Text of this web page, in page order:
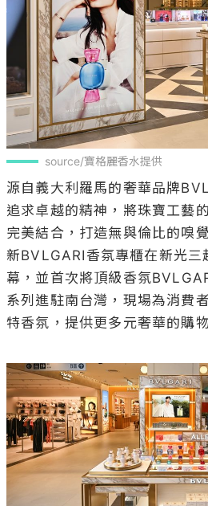
source/寶格麗香水提供
源自義大利羅馬的奢華品牌
追求卓越的精神，將珠寶工藝
完美結合，打造無與倫比的嗅
新BVLGARI香氛專櫃在新光三
幕，並首次將頂級香氛
系列進駐南台灣，現場為消費
特香氛，提供更多元奢華的購